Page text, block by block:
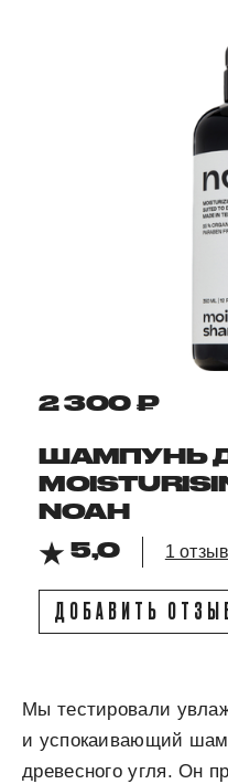
2 300 ₽
ШАМПУНЬ
NOAH
5,0
1 отзыв
ДОБАВИТЬ
Мы тестировали
и успокаивающий
древесного угля. Он